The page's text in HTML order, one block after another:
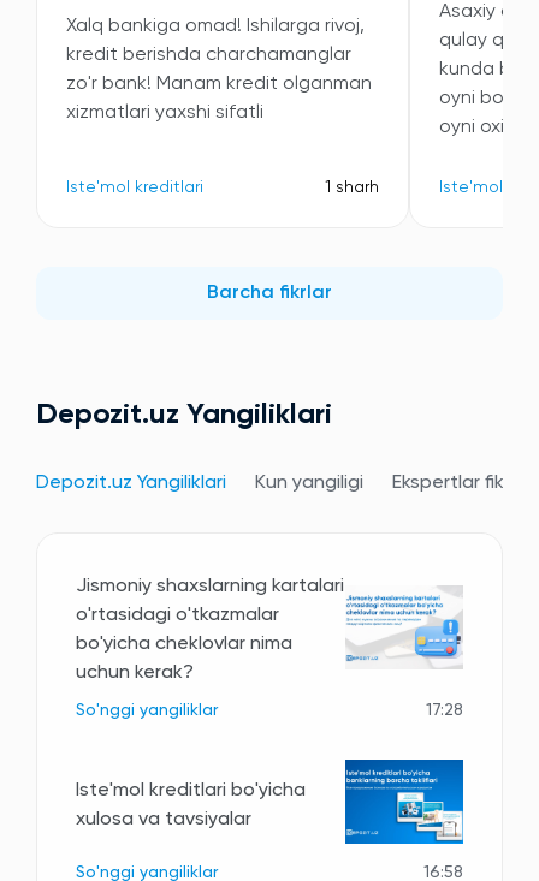
Xalq bankiga omad! Ishilarga rivoj,
kredit berishda charchamanglar
zo'r bank! Manam kredit olganman
xizmatlari yaxshi sifatli
Iste'mol kreditlari 1 sharh
Asaxiy
qulay
kunda
oyni
oyni
Iste'mol
Barcha fikrlar
Depozit.uz Yangiliklari
Depozit.uz Yangiliklari Kun yangiligi Ekspertlar fikri
Jismoniy shaxslarning kartalari
o'rtasidagi o'tkazmalar
bo'yicha cheklovlar nima
uchun kerak?
So'nggi yangiliklar 17:28
Iste'mol kreditlari bo'yicha
xulosa va tavsiyalar
So'nggi yangiliklar 16:58